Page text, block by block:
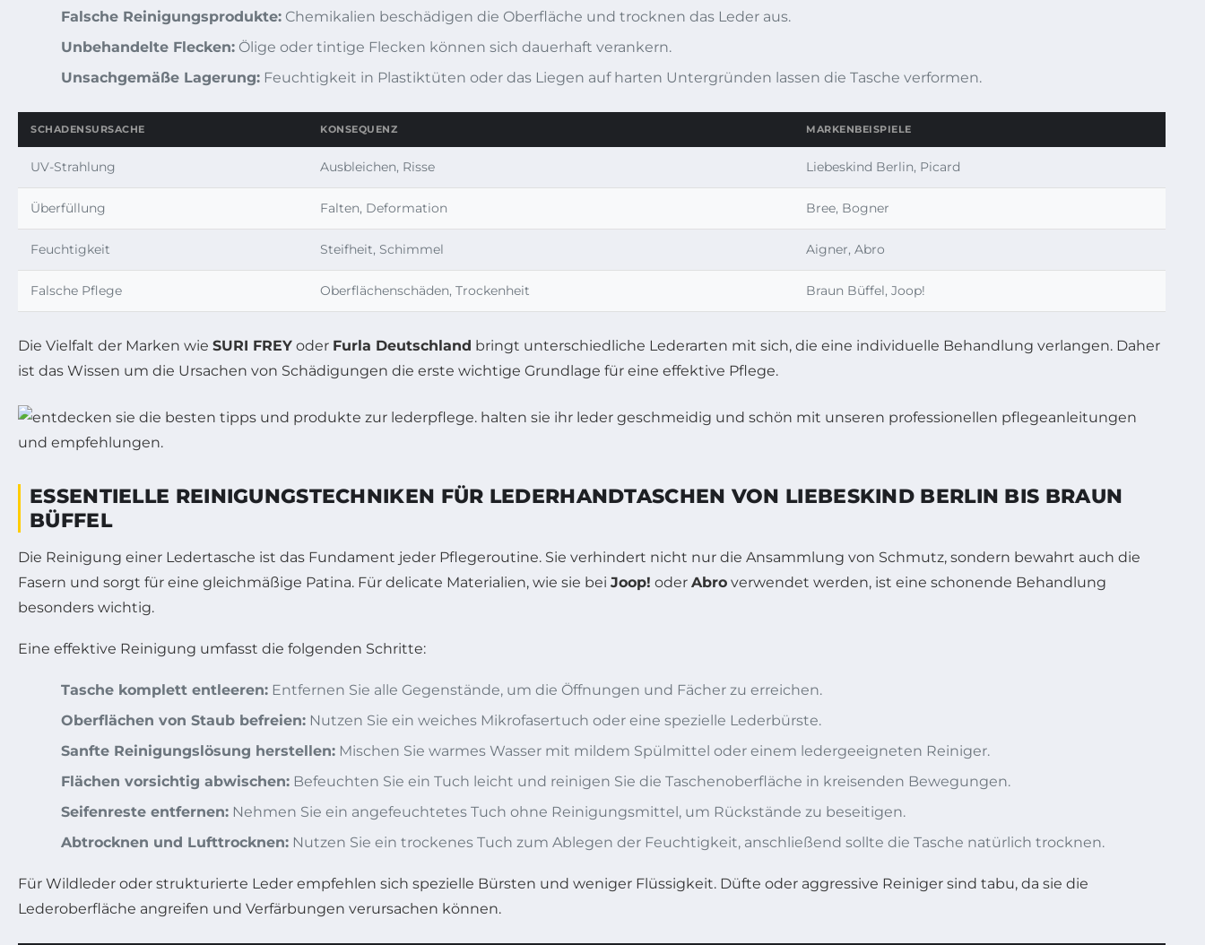
Falsche Reinigungsprodukte: Chemikalien beschädigen die Oberfläche und trocknen das Leder aus.
Unbehandelte Flecken: Ölige oder tintige Flecken können sich dauerhaft verankern.
Unsachgemäße Lagerung: Feuchtigkeit in Plastiktüten oder das Liegen auf harten Untergründen lassen die Tasche verformen.
SCHADENSURSACHE KONSEQUENZ MARKENBEISPIELE
UV-Strahlung Ausbleichen, Risse Liebeskind Berlin, Picard
Überfüllung Falten, Deformation Bree, Bogner
Feuchtigkeit Steifheit, Schimmel Aigner, Abro
Falsche Pflege Oberflächenschäden, Trockenheit Braun Büffel, Joop!
Die Vielfalt der Marken wie SURI FREY oder Furla Deutschland bringt unterschiedliche Lederarten mit sich, die eine individuelle Behandlung verlangen. Daher
ist das Wissen um die Ursachen von Schädigungen die erste wichtige Grundlage für eine effektive Pflege.
ESSENTIELLE REINIGUNGSTECHNIKEN FÜR LEDERHANDTASCHEN VON LIEBESKIND BERLIN BIS BRAUN
BÜFFEL
Die Reinigung einer Ledertasche ist das Fundament jeder Pflegeroutine. Sie verhindert nicht nur die Ansammlung von Schmutz, sondern bewahrt auch die
Fasern und sorgt für eine gleichmäßige Patina. Für delicate Materialien, wie sie bei Joop! oder Abro verwendet werden, ist eine schonende Behandlung
besonders wichtig.
Eine effektive Reinigung umfasst die folgenden Schritte:
Tasche komplett entleeren: Entfernen Sie alle Gegenstände, um die Öffnungen und Fächer zu erreichen.
Oberflächen von Staub befreien: Nutzen Sie ein weiches Mikrofasertuch oder eine spezielle Lederbürste.
Sanfte Reinigungslösung herstellen: Mischen Sie warmes Wasser mit mildem Spülmittel oder einem ledergeeigneten Reiniger.
Flächen vorsichtig abwischen: Befeuchten Sie ein Tuch leicht und reinigen Sie die Taschenoberfläche in kreisenden Bewegungen.
Seifenreste entfernen: Nehmen Sie ein angefeuchtetes Tuch ohne Reinigungsmittel, um Rückstände zu beseitigen.
Abtrocknen und Lufttrocknen: Nutzen Sie ein trockenes Tuch zum Ablegen der Feuchtigkeit, anschließend sollte die Tasche natürlich trocknen.
Für Wildleder oder strukturierte Leder empfehlen sich spezielle Bürsten und weniger Flüssigkeit. Düfte oder aggressive Reiniger sind tabu, da sie die
Lederoberfläche angreifen und Verfärbungen verursachen können.